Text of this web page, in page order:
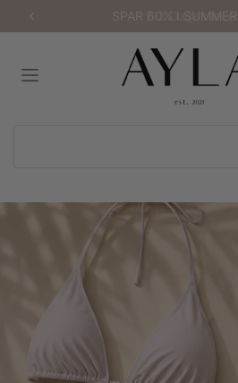
Translation missing: da.accessibility.skip_to_text
SPAR 60% I SUMMER
2-3 Dages